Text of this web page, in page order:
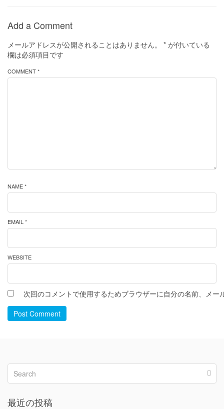
Add a Comment
メールアドレスが公開されることはありません。 * が付いている
欄は必須項目です
COMMENT *
NAME *
EMAIL *
WEBSITE
次回のコメントで使用するためブラウザーに自分の名前、メー
Post Comment
最近の投稿